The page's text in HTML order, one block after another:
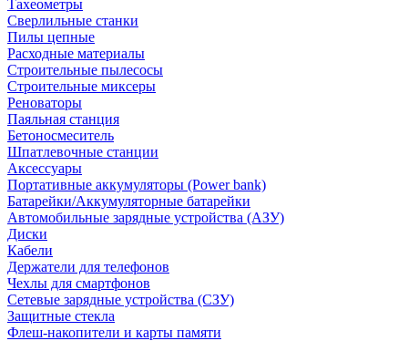
Тахеометры
Сверлильные станки
Пилы цепные
Расходные материалы
Строительные пылесосы
Строительные миксеры
Реноваторы
Паяльная станция
Бетоносмеситель
Шпатлевочные станции
Аксессуары
Портативные аккумуляторы (Power bank)
Батарейки/Аккумуляторные батарейки
Автомобильные зарядные устройства (АЗУ)
Диски
Кабели
Держатели для телефонов
Чехлы для смартфонов
Сетевые зарядные устройства (СЗУ)
Защитные стекла
Флеш-накопители и карты памяти